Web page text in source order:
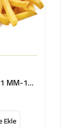
PATAT FRITE VAKUM 11 MM-10KG BE
Ekle